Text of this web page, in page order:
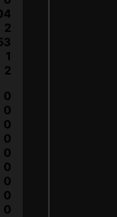
2
1
2
0
0
0
0
0
0
0
0
0